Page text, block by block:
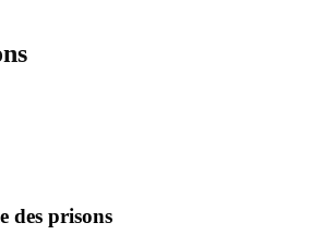
des prisons